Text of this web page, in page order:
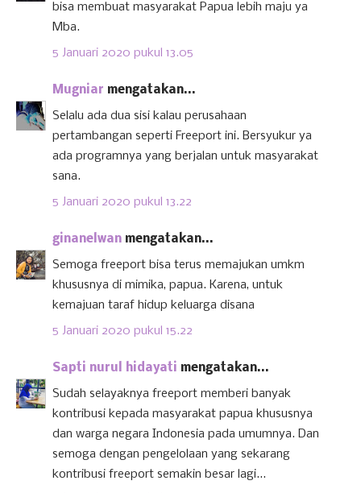
bisa membuat masyarakat Papua lebih maju ya
Mba.
5 Januari 2020 pukul 13.05
Mugniar mengatakan...
Selalu ada dua sisi kalau perusahaan
pertambangan seperti Freeport ini. Bersyukur ya
ada programnya yang berjalan untuk masyarakat
sana.
5 Januari 2020 pukul 13.22
ginanelwan mengatakan...
Semoga freeport bisa terus memajukan umkm
khususnya di mimika, papua. Karena, untuk
kemajuan taraf hidup keluarga disana
5 Januari 2020 pukul 15.22
Sapti nurul hidayati mengatakan...
Sudah selayaknya freeport memberi banyak
kontribusi kepada masyarakat papua khususnya
dan warga negara Indonesia pada umumnya. Dan
semoga dengan pengelolaan yang sekarang
kontribusi freeport semakin besar lagi...